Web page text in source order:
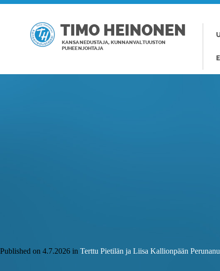
TIMO HEINONEN
KANSANEDUSTAJA, KUNNANVALTUUSTON
PUHEENJOHTAJA
Published on 4.7.2026 in Terttu Pietilän ja Liisa Kallionpään